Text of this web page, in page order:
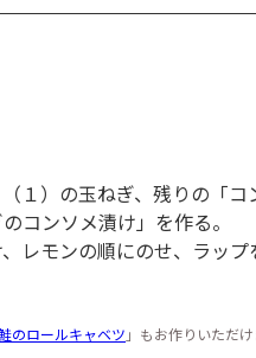
１）の玉ねぎ、残りの「コ
コンソメ漬け」を作る。
レモンの順にのせ、ラップ
のロールキャベツ 」もお作りいただけ